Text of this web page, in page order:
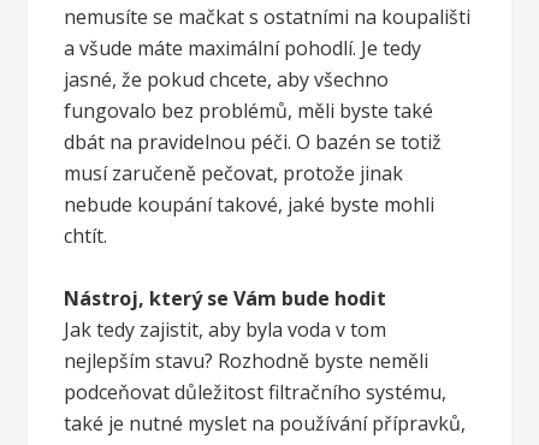
nemusíte se mačkat s ostatními na koupališti
a všude máte maximální pohodlí. Je tedy
jasné, že pokud chcete, aby všechno
fungovalo bez problémů, měli byste také
dbát na pravidelnou péči. O bazén se totiž
musí zaručeně pečovat, protože jinak
nebude koupání takové, jaké byste mohli
chtít.
Nástroj, který se Vám bude hodit
Jak tedy zajistit, aby byla voda v tom
nejlepším stavu? Rozhodně byste neměli
podceňovat důležitost filtračního systému,
také je nutné myslet na používání přípravků,